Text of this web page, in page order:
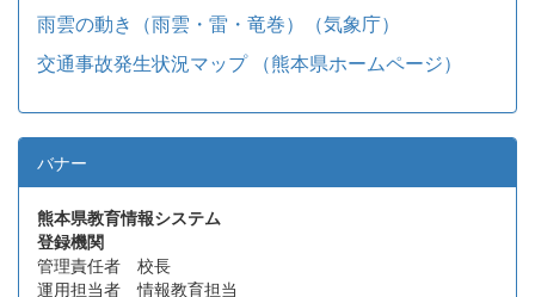
雨雲の動き（雨雲・雷・竜巻）（気象庁）
交通事故発生状況マップ （熊本県ホームページ）
バナー
熊本県教育情報システム
登録機関
管理責任者 校長
運用担当者 情報教育担当